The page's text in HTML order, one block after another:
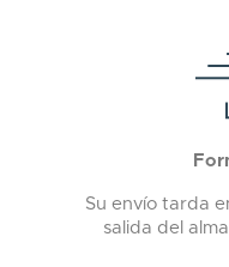
Su envío tarda
salida del